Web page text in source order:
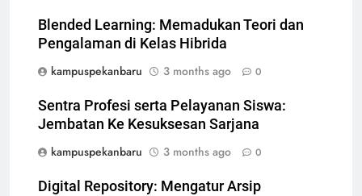
Blended Learning: Memadukan Teori dan
Pengalaman di Kelas Hibrida
kampuspekanbaru
3 months ago 0
Sentra Profesi serta Pelayanan Siswa:
Jembatan Ke Kesuksesan Sarjana
kampuspekanbaru
3 months ago 0
Digital Repository: Mengatur Arsip